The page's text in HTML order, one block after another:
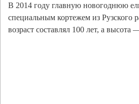
В 2014 году главную новогоднюю
специальным кортежем из Рузского
возраст составлял 100 лет, а высота